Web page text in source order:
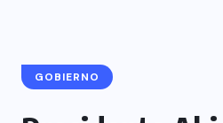
GOBIERNO